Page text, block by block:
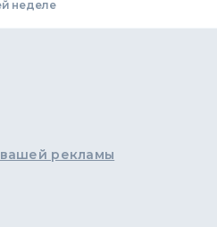
неделе
рекламы